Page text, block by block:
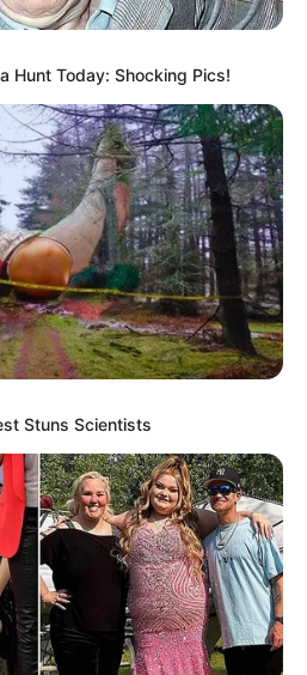
Gagal
Kamu
Hunt Today: Shocking Pics!
Stuns Scientists